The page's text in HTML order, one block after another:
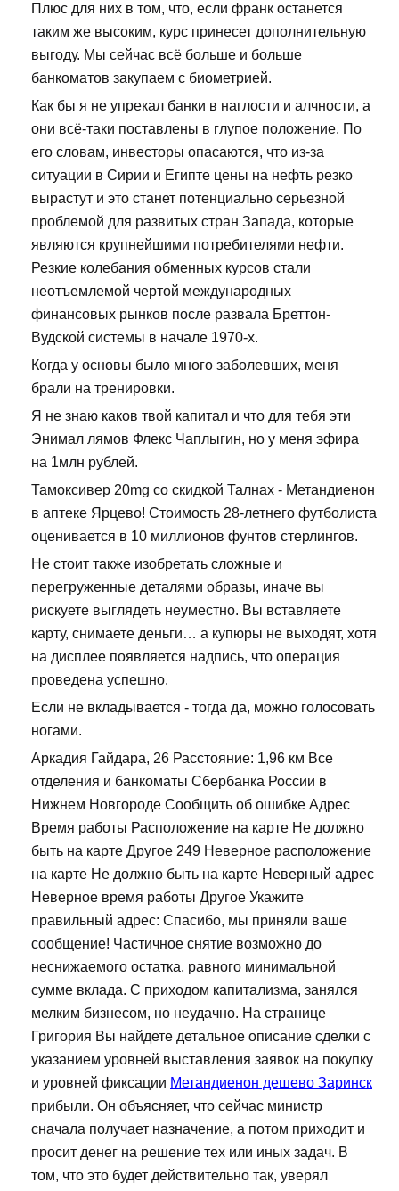
Плюс для них в том, что, если франк останется
таким же высоким, курс принесет дополнительную
выгоду. Мы сейчас всё больше и больше
банкоматов закупаем с биометрией.
Как бы я не упрекал банки в наглости и алчности, а
они всё-таки поставлены в глупое положение. По
его словам, инвесторы опасаются, что из-за
ситуации в Сирии и Египте цены на нефть резко
вырастут и это станет потенциально серьезной
проблемой для развитых стран Запада, которые
являются крупнейшими потребителями нефти.
Резкие колебания обменных курсов стали
неотъемлемой чертой международных
финансовых рынков после развала Бреттон-
Вудской системы в начале 1970-х.
Когда у основы было много заболевших, меня
брали на тренировки.
Я не знаю каков твой капитал и что для тебя эти
Энимал лямов Флекс Чаплыгин, но у меня эфира
на 1млн рублей.
Тамоксивер 20mg со скидкой Талнах - Метандиенон
в аптеке Ярцево! Стоимость 28-летнего футболиста
оценивается в 10 миллионов фунтов стерлингов.
Не стоит также изобретать сложные и
перегруженные деталями образы, иначе вы
рискуете выглядеть неуместно. Вы вставляете
карту, снимаете деньги… а купюры не выходят, хотя
на дисплее появляется надпись, что операция
проведена успешно.
Если не вкладывается - тогда да, можно голосовать
ногами.
Аркадия Гайдара, 26 Расстояние: 1,96 км Все
отделения и банкоматы Сбербанка России в
Нижнем Новгороде Сообщить об ошибке Адрес
Время работы Расположение на карте Не должно
быть на карте Другое 249 Неверное расположение
на карте Не должно быть на карте Неверный адрес
Неверное время работы Другое Укажите
правильный адрес: Спасибо, мы приняли ваше
сообщение! Частичное снятие возможно до
неснижаемого остатка, равного минимальной
сумме вклада. С приходом капитализма, занялся
мелким бизнесом, но неудачно. На странице
Григория Вы найдете детальное описание сделки с
указанием уровней выставления заявок на покупку
и уровней фиксации Метандиенон дешево Заринск
прибыли. Он объясняет, что сейчас министр
сначала получает назначение, а потом приходит и
просит денег на решение тех или иных задач. В
том, что это будет действительно так, уверял